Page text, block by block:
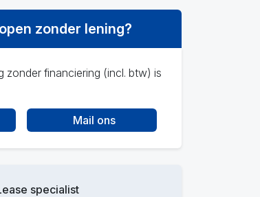
zonder lening?
zonder financiering (incl. btw) is
Mail ons
specialist